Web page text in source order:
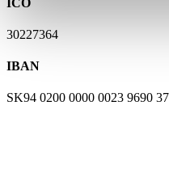
30227364
IBAN
SK94 0200 0000 0023 9690